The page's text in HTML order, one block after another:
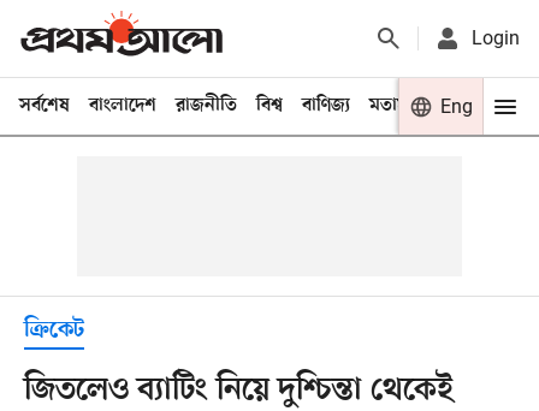
Login
সর্বশেষ বাংলাদেশ রাজনীতি বিশ্ব বাণিজ্য মতামত খেলা
Eng
ক্রিকেট
জিতলেও ব্যাটিং নিয়ে দুশ্চিন্তা থেকেই